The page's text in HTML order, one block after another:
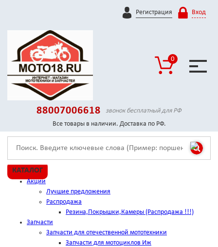
Регистрация Вход
0
88007006618
звонок бесплатный для РФ
Все товары в наличии. Доставка по РФ.
КАТАЛОГ
Акции
Лучшие предложения
Распродажа
Резина,Покрышки,Камеры (Распродажа !!!)
Запчасти
Запчасти для отечественной мототехники
Запчасти для мотоциклов Иж